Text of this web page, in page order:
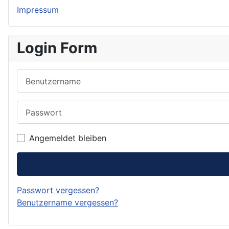
Impressum
Login Form
Angemeldet bleiben
Passwort vergessen?
Benutzername vergessen?